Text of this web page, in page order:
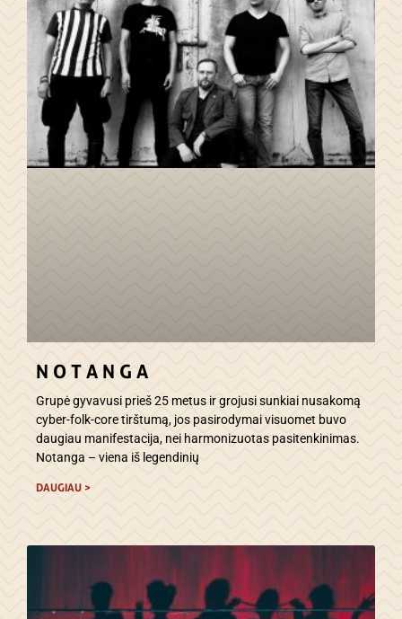
N O T A N G A
Grupė gyvavusi prieš 25 metus ir grojusi sunkiai nusakomą
cyber-folk-core tirštumą, jos pasirodymai visuomet buvo
daugiau manifestacija, nei harmonizuotas pasitenkinimas.
Notanga – viena iš legendinių
DAUGIAU >